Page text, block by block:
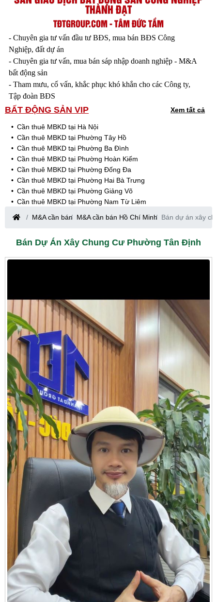
THÀNH ĐẠT
TĐTGROUP.COM - TÂM ĐỨC TẦM
- Chuyên gia tư vấn đầu tư BĐS, mua bán BĐS Công
Nghiệp, đất dự án
- Chuyên gia tư vấn, mua bán sáp nhập doanh nghiệp - M&A
bất động sản
- Tham mưu, cố vấn, khắc phục khó khắn cho các Công ty,
Tập đoàn BĐS
BẤT ĐỘNG SẢN VIP Xem tất cả
Cần thuê MBKD tại Hà Nội
Cần thuê MBKD tại Phường Tây Hồ
Cần thuê MBKD tại Phường Ba Đình
Cần thuê MBKD tại Phường Hoàn Kiếm
Cần thuê MBKD tại Phường Đống Đa
Cần thuê MBKD tại Phường Hai Bà Trưng
Cần thuê MBKD tại Phường Giảng Võ
Cần thuê MBKD tại Phường Nam Từ Liêm
Cần thuê MBKD tại Phường Cầu Giấy
Cần thuê MBKD tại Phường Hà Đông
Cần thuê MBKD tại Phường Hoàng Mai
Cần thuê MBKD tại Phường Phương Liệt
Cần thuê MBKD tại Phường Khương Đình
Cần thuê MBKD tại Phường Yên Sở
Cần thuê MBKD tại Phường Hoàng Liệt
Cần thuê MBKD tại Phường Định Công
Cần thuê MBKD tại Phường Tương Mai
Cần thuê MBKD tại Phường Vĩnh Hưng
Cần thuê MBKD tại Phường Lĩnh Nam
Cần thuê MBKD tại Phường Hồng Hà
Cần thuê MBKD tại Phường Láng
Cần thuê MBKD tại Phường Văn Miếu
Cần thuê MBKD tại Phường Kim Liên
Cần thuê MBKD tại Phường Bạch Mai
Cần thuê MBKD tại Phường Vĩnh Tuy
M&A cần bán M&A cần bán Hồ Chí Minh Bán dự án xây
Bán Dự Án Xây Chung Cư Phường Tân Định